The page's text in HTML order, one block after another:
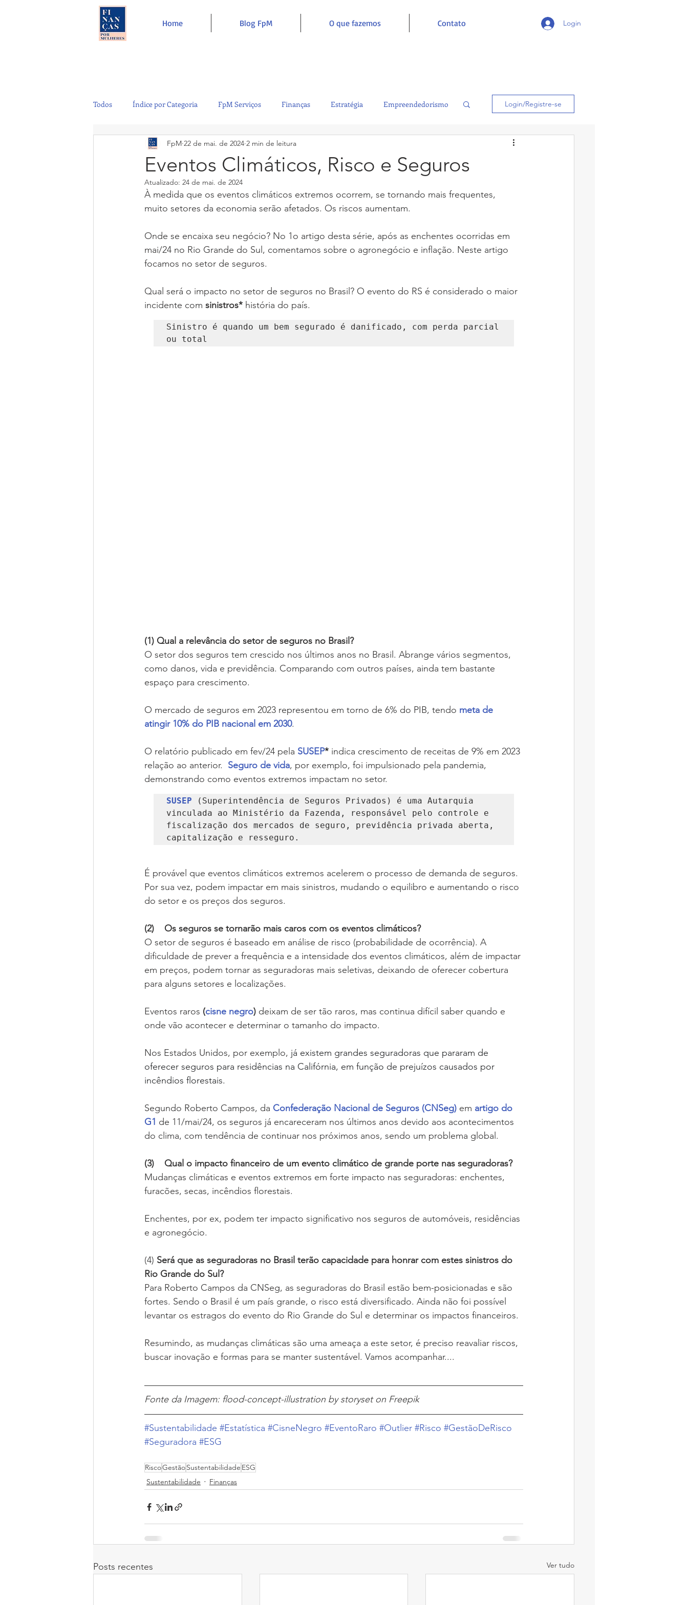
Home Blog FpM O que fazemos Contato Login
Todos Índice por Categoria FpM Serviços Finanças Estratégia Empreendedorismo
Controladoria Sustentabilidade
Café e Amigos Top 12
Login/Registre-se
Eventos Climáticos, Risco e Seguros
FpM 22 de mai. de 2024 2 min de leitura
Atualizado: 24 de mai. de 2024
À medida que os eventos climáticos extremos ocorrem, se tornando mais frequentes,
muito setores da economia serão afetados. Os riscos aumentam.
Onde se encaixa seu negócio? No 1o artigo desta série, após as enchentes ocorridas em
mai/24 no Rio Grande do Sul, comentamos sobre o agronegócio e inflação. Neste artigo
focamos no setor de seguros.
Qual será o impacto no setor de seguros no Brasil? O evento do RS é considerado o maior
incidente com sinistros* história do país.
Sinistro é quando um bem segurado é danificado, com perda parcial
ou total
(1) Qual a relevância do setor de seguros no Brasil?
O setor dos seguros tem crescido nos últimos anos no Brasil. Abrange vários segmentos,
como danos, vida e previdência. Comparando com outros países, ainda tem bastante
espaço para crescimento.
O mercado de seguros em 2023 representou em torno de 6% do PIB, tendo meta de
atingir 10% do PIB nacional em 2030.
O relatório publicado em fev/24 pela SUSEP* indica crescimento de receitas de 9% em 2023
relação ao anterior. Seguro de vida, por exemplo, foi impulsionado pela pandemia,
demonstrando como eventos extremos impactam no setor.
SUSEP
(Superintendência de Seguros Privados) é uma Autarquia
vinculada ao Ministério da Fazenda, responsável pelo controle e
fiscalização dos mercados de seguro, previdência privada aberta,
capitalização e resseguro.
É provável que eventos climáticos extremos acelerem o processo de demanda de seguros.
Por sua vez, podem impactar em mais sinistros, mudando o equilibro e aumentando o risco
do setor e os preços dos seguros.
(2)    Os seguros se tornarão mais caros com os eventos climáticos?
O setor de seguros é baseado em análise de risco (probabilidade de ocorrência). A
dificuldade de prever a frequência e a intensidade dos eventos climáticos, além de impactar
em preços, podem tornar as seguradoras mais seletivas, deixando de oferecer cobertura
para alguns setores e localizações.
Eventos raros (cisne negro) deixam de ser tão raros, mas continua difícil saber quando e
onde vão acontecer e determinar o tamanho do impacto.
Nos Estados Unidos, por exemplo, já existem grandes seguradoras que pararam de
oferecer seguros para residências na Califórnia, em função de prejuízos causados por
incêndios florestais.
Segundo Roberto Campos, da Confederação Nacional de Seguros (CNSeg) em artigo do
G1 de 11/mai/24, os seguros já encareceram nos últimos anos devido aos acontecimentos
do clima, com tendência de continuar nos próximos anos, sendo um problema global.
(3)    Qual o impacto financeiro de um evento climático de grande porte nas seguradoras?
Mudanças climáticas e eventos extremos em forte impacto nas seguradoras: enchentes,
furacões, secas, incêndios florestais.
Enchentes, por ex, podem ter impacto significativo nos seguros de automóveis, residências
e agronegócio.
(4) Será que as seguradoras no Brasil terão capacidade para honrar com estes sinistros do
Rio Grande do Sul?
Para Roberto Campos da CNSeg, as seguradoras do Brasil estão bem-posicionadas e são
fortes. Sendo o Brasil é um país grande, o risco está diversificado. Ainda não foi possível
levantar os estragos do evento do Rio Grande do Sul e determinar os impactos financeiros.
Resumindo, as mudanças climáticas são uma ameaça a este setor, é preciso reavaliar riscos,
buscar inovação e formas para se manter sustentável. Vamos acompanhar....
Fonte da Imagem: flood-concept-illustration by storyset on Freepik
#Sustentabilidade #Estatística #CisneNegro #EventoRaro #Outlier #Risco #GestãoDeRisco
#Seguradora #ESG
RiscoGestãoSustentabilidade ESG
Sustentabilidade
Finanças
Posts recentes Ver tudo